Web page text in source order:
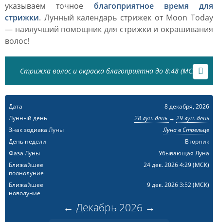
указываем точное благоприятное время для
стрижки. Лунный календарь стрижек от Moon Today
— наилучший помощник для стрижки и окрашивания
волос!
Стрижка волос и окраска благоприятна до 8:48 (МСК)
Дата
8 декабря, 2026
Лунный день
28 лун. день → 29 лун. день
Знак зодиака Луны
Луна в Стрельце
День недели
Вторник
Фаза Луны
Убывающая Луна
Ближайшее
полнолуние
24 дек. 2026 4:29(МСК)
Ближайшее
новолуние
9 дек. 2026 3:52(МСК)
← Декабрь 2026 →